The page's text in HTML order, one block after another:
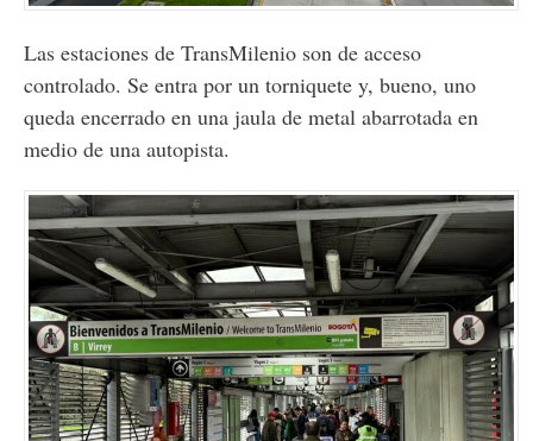
Las estaciones de TransMilenio son de acceso
controlado. Se entra por un torniquete y, bueno, uno
queda encerrado en una jaula de metal abarrotada en
medio de una autopista.